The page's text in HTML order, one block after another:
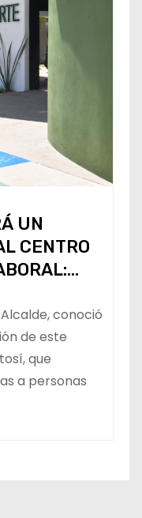
UN
CENTRO
conoció
de este
que
a personas